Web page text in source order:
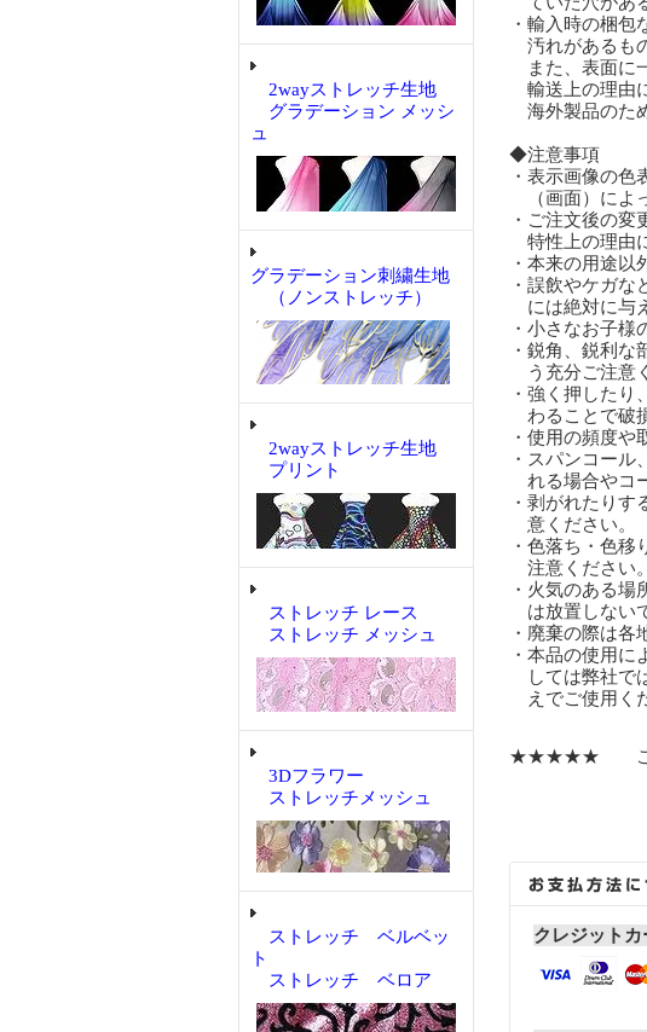
2wayストレッチ生地
グラデーション メッシ
ュ
グラデーション刺繍生地
（ノンストレッチ）
2wayストレッチ生地
プリント
ストレッチ レース
ストレッチ メッシュ
3Dフラワー
ストレッチメッシュ
ストレッチ ベルベッ
ト
ストレッチ ベロア
・輸入時の梱包
汚れがあるも
また、表面に
輸送上の理由
海外製品のた
◆注意事項
・表示画像の色
（画面）によ
・ご注文後の
特性上の理由
・本来の用途以
・誤飲やケガ
には絶対に与
・小さなお子様
・鋭角、鋭利な
う充分ご注意
・強く押した
わることで破
・使用の頻度や
・スパンコー
れる場合やコ
・剥がれたり
意ください。
・色落ち・色
注意ください。
・火気のある場
は放置しない
・廃棄の際は各
・本品の使用に
しては弊社で
えでご使用く
★★★★★ こ
クレジット